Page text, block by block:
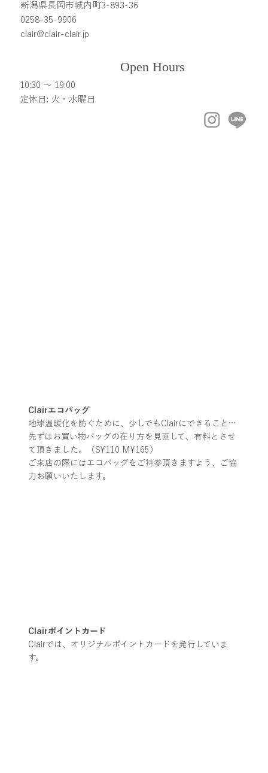
新潟県長岡市城内町3-893-36
0258-35-9906
clair@clair-clair.jp
Open Hours
10:30 ～ 19:00
定休日: 火・水曜日
Clairエコバッグ
地球温暖化を防ぐために、少しでもClairにできること…
先ずはお買い物バッグの在り方を見直して、有料とさせ
て頂きました。（S¥110 M¥165）
ご来店の際にはエコバッグをご持参頂きますよう、ご協
力お願いいたします。
Clairポイントカード
Clairでは、オリジナルポイントカードを発行していま
す。